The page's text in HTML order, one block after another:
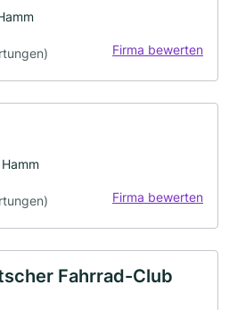
Firma bewerten
Firma bewerten
Fahrrad-Club